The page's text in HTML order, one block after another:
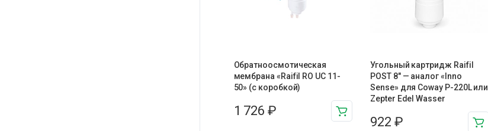
Обратноосмотическая
мембрана «Raifil RO UC 11-
50» (с коробкой)
1 726₽
Угольный картридж Raifil
POST 8″ — аналог «Inno
Sense» для Coway P-220L или
Zepter Edel Wasser
922₽